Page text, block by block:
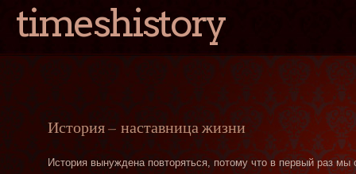
timeshistory
История — наставница жизни
История вынуждена повторяться, потому что в первый раз